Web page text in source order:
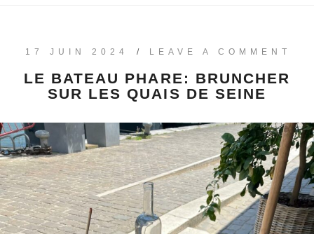
17 JUIN 2024 / LEAVE A COMMENT
LE BATEAU PHARE: BRUNCHER
SUR LES QUAIS DE SEINE